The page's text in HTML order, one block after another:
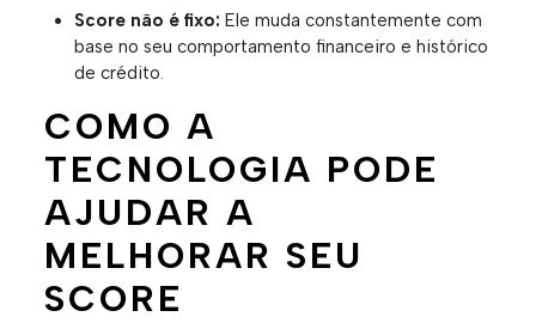
Score não é fixo: Ele muda constantemente com
base no seu comportamento financeiro e histórico
de crédito.
COMO A
TECNOLOGIA PODE
AJUDAR A
MELHORAR SEU
SCORE